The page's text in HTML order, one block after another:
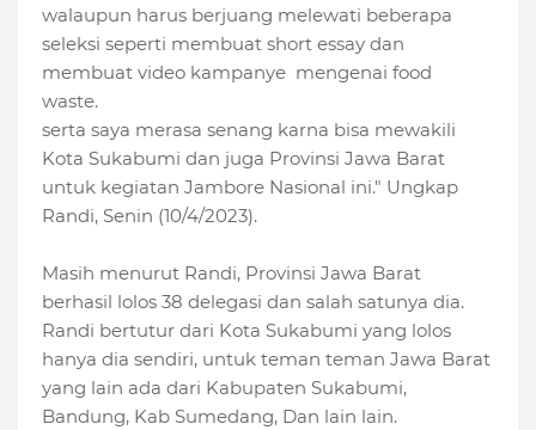
walaupun harus berjuang melewati beberapa
seleksi seperti membuat short essay dan
membuat video kampanye mengenai food
waste.
serta saya merasa senang karna bisa mewakili
Kota Sukabumi dan juga Provinsi Jawa Barat
untuk kegiatan Jambore Nasional ini." Ungkap
Randi, Senin (10/4/2023).
Masih menurut Randi, Provinsi Jawa Barat
berhasil lolos 38 delegasi dan salah satunya dia.
Randi bertutur dari Kota Sukabumi yang lolos
hanya dia sendiri, untuk teman teman Jawa Barat
yang lain ada dari Kabupaten Sukabumi,
Bandung, Kab Sumedang, Dan lain lain.